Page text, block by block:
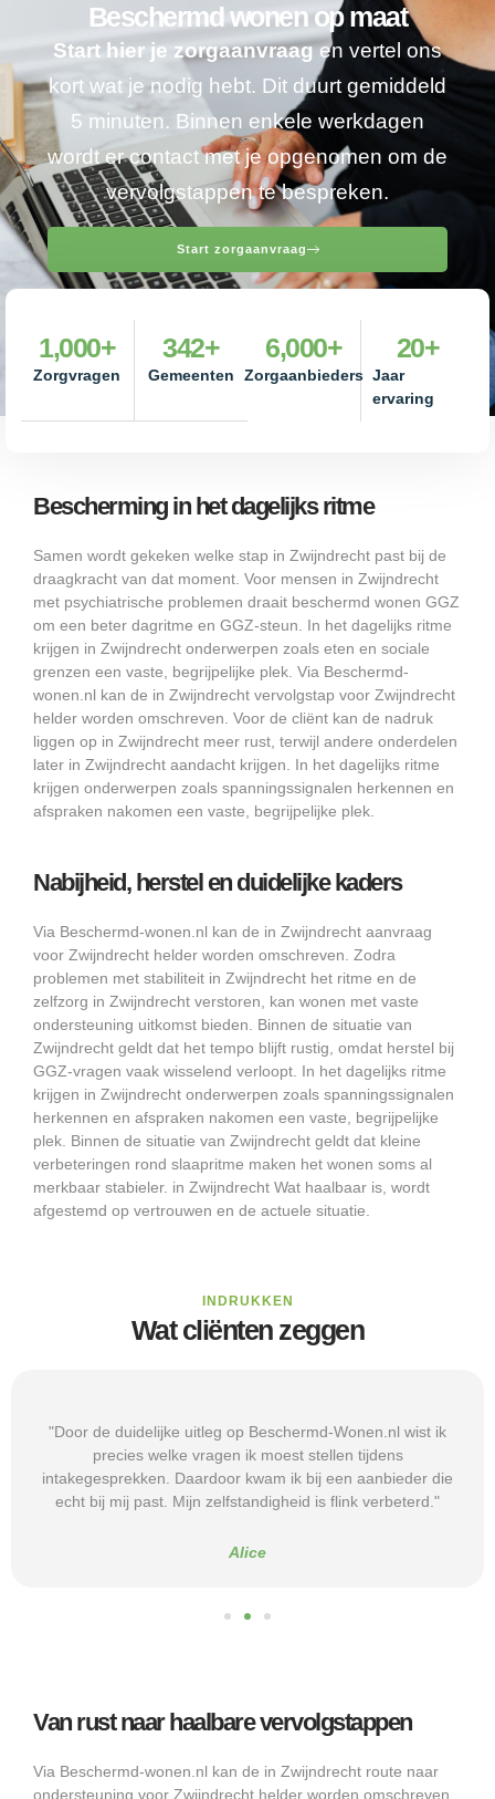
Beschermd wonen op maat
Start hier je zorgaanvraagen vertel ons
kort wat je nodig hebt. Dit duurt gemiddeld
5 minuten. Binnen enkele werkdagen
wordt er contact met je opgenomen om de
vervolgstappen te bespreken.
Start zorgaanvraag
Zorgvragen
1,000+
Gemeenten
342+
Zorgaanbieders
6,000+
Jaar
ervaring
20+
Bescherming in het dagelijks ritme
Samen wordt gekeken welke stap in Zwijndrecht past bij de
draagkracht van dat moment. Voor mensen in Zwijndrecht
met psychiatrische problemen draait beschermd wonen GGZ
om een beter dagritme en GGZ-steun. In het dagelijks ritme
krijgen in Zwijndrecht onderwerpen zoals eten en sociale
grenzen een vaste, begrijpelijke plek. Via Beschermd-
wonen.nl kan de in Zwijndrecht vervolgstap voor Zwijndrecht
helder worden omschreven. Voor de cliënt kan de nadruk
liggen op in Zwijndrecht meer rust, terwijl andere onderdelen
later in Zwijndrecht aandacht krijgen. In het dagelijks ritme
krijgen onderwerpen zoals spanningssignalen herkennen en
afspraken nakomen een vaste, begrijpelijke plek.
Nabijheid, herstel en duidelijke kaders
Via Beschermd-wonen.nl kan de in Zwijndrecht aanvraag
voor Zwijndrecht helder worden omschreven. Zodra
problemen met stabiliteit in Zwijndrecht het ritme en de
zelfzorg in Zwijndrecht verstoren, kan wonen met vaste
ondersteuning uitkomst bieden. Binnen de situatie van
Zwijndrecht geldt dat het tempo blijft rustig, omdat herstel bij
GGZ-vragen vaak wisselend verloopt. In het dagelijks ritme
krijgen in Zwijndrecht onderwerpen zoals spanningssignalen
herkennen en afspraken nakomen een vaste, begrijpelijke
plek. Binnen de situatie van Zwijndrecht geldt dat kleine
verbeteringen rond slaapritme maken het wonen soms al
merkbaar stabieler. in Zwijndrecht Wat haalbaar is, wordt
afgestemd op vertrouwen en de actuele situatie.
INDRUKKEN
Wat cliënten zeggen
"Door de duidelijke uitleg op Beschermd-Wonen.nl wist ik
precies welke vragen ik moest stellen tijdens
intakegesprekken. Daardoor kwam ik bij een aanbieder die
echt bij mij past. Mijn zelfstandigheid is flink verbeterd."
Alice
Van rust naar haalbare vervolgstappen
Via Beschermd-wonen.nl kan de in Zwijndrecht route naar
ondersteuning voor Zwijndrecht helder worden omschreven.